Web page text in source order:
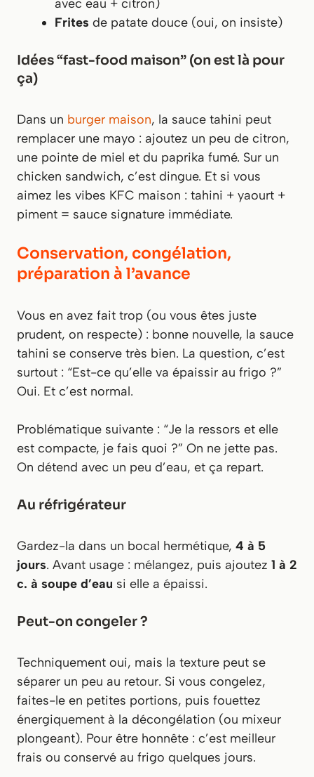
avec eau + citron)
Frites de patate douce (oui, on insiste)
Idées “fast-food maison” (on est là pour
ça)
Dans un burger maison, la sauce tahini peut
remplacer une mayo : ajoutez un peu de citron,
une pointe de miel et du paprika fumé. Sur un
chicken sandwich, c’est dingue. Et si vous
aimez les vibes KFC maison : tahini + yaourt +
piment = sauce signature immédiate.
Conservation, congélation,
préparation à l’avance
Vous en avez fait trop (ou vous êtes juste
prudent, on respecte) : bonne nouvelle, la sauce
tahini se conserve très bien. La question, c’est
surtout : “Est-ce qu’elle va épaissir au frigo ?”
Oui. Et c’est normal.
Problématique suivante : “Je la ressors et elle
est compacte, je fais quoi ?” On ne jette pas.
On détend avec un peu d’eau, et ça repart.
Au réfrigérateur
Gardez-la dans un bocal hermétique, 4 à 5
jours. Avant usage : mélangez, puis ajoutez 1 à 2
c. à soupe d’eau si elle a épaissi.
Peut-on congeler ?
Techniquement oui, mais la texture peut se
séparer un peu au retour. Si vous congelez,
faites-le en petites portions, puis fouettez
énergiquement à la décongélation (ou mixeur
plongeant). Pour être honnête : c’est meilleur
frais ou conservé au frigo quelques jours.